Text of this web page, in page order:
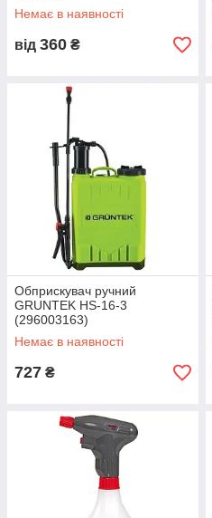
Немає в наявності
від 360 ₴
Обприскувач ручний
GRUNTEK HS-16-3
(296003163)
Немає в наявності
727 ₴